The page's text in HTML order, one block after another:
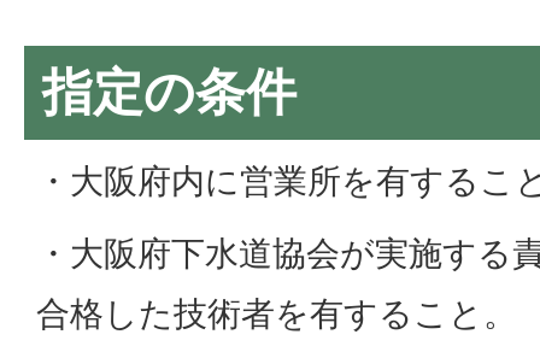
指定の条件
・大阪府内に営業所を有するこ
・大阪府下水道協会が実施する
合格した技術者を有すること。